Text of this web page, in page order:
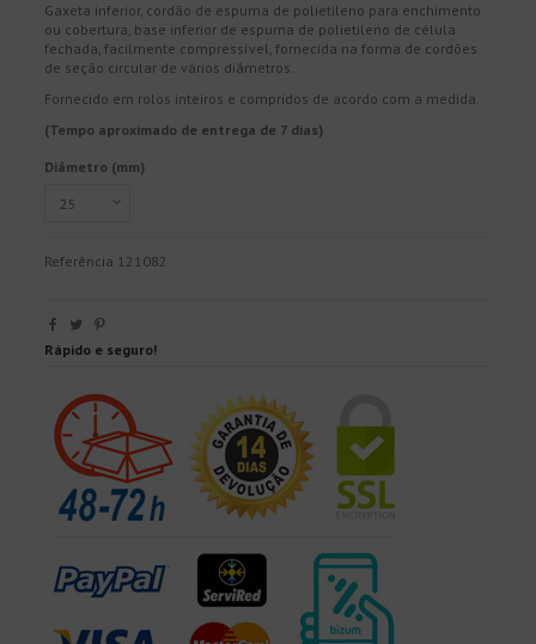
Gaxeta inferior, cordão de espuma de polietileno para enchimento
ou cobertura, base inferior de espuma de polietileno de célula
fechada, facilmente compressível, fornecida na forma de cordões
de seção circular de vários diâmetros.
Fornecido em rolos inteiros e compridos de acordo com a medida.
(Tempo aproximado de entrega de 7 dias)
Diâmetro (mm)
Referência 121082
Rápido e seguro!